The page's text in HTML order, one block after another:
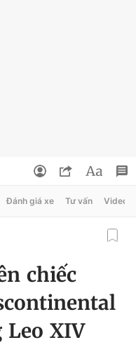
Đánh giá xe Tư vấn Video
chiếc
Leo XIV